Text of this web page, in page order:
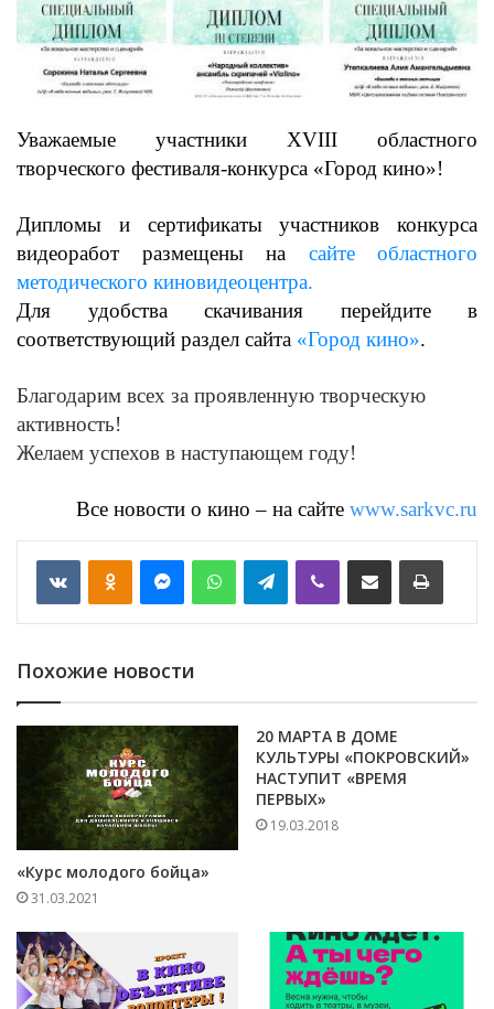
Уважаемые участники XVIII областного
творческого фестиваля-конкурса «Город кино»!
Дипломы и сертификаты участников конкурса
видеоработ размещены на сайте областного
методического киновидеоцентра.
Для удобства скачивания перейдите в
соответствующий раздел сайта «Город кино».
Благодарим всех за проявленную творческую
активность!
Желаем успехов в наступающем году!
Все новости о кино – на сайте www.sarkvc.ru
VKontakte WhatsApp Telegram
Похожие новости
«Курс молодого бойца»
31.03.2021
20 МАРТА В ДОМЕ
КУЛЬТУРЫ «ПОКРОВСКИЙ»
НАСТУПИТ «ВРЕМЯ
ПЕРВЫХ»
19.03.2018